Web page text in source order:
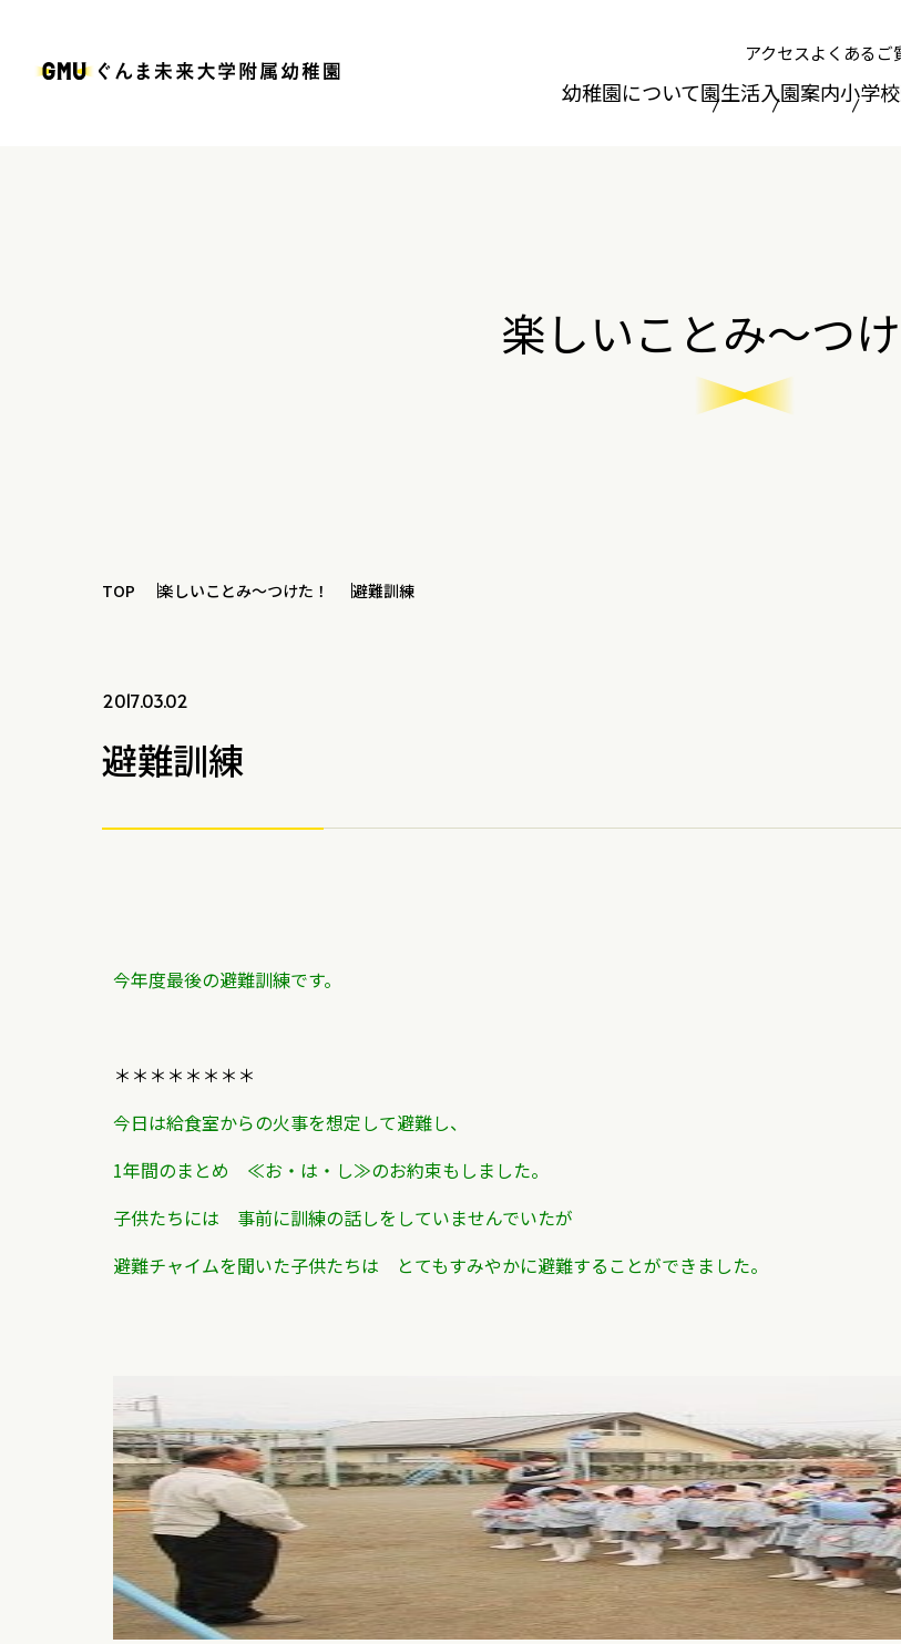
アクセスよくあるご
幼稚園について園生活入園案内小学
楽しいことみ～つけ
TOP 楽しいことみ～つけた！ 避難訓練
2017.03.02
避難訓練
今年度最後の避難訓練です。
＊＊＊＊＊＊＊＊
今日は給食室からの火事を想定して避難し、
1年間のまとめ ≪お・は・し≫のお約束もしました。
子供たちには 事前に訓練の話しをしていませんでいたが
避難チャイムを聞いた子供たちは とてもすみやかに避難することができました。